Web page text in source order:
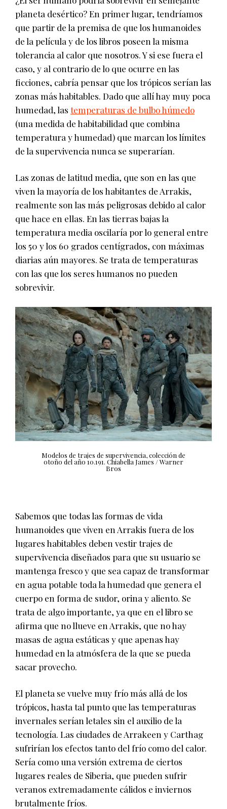
planeta desértico? En primer lugar, tendríamos
que partir de la premisa de que los humanoides
de la película y de los libros poseen la misma
tolerancia al calor que nosotros. Y si ese fuera el
caso, y al contrario de lo que ocurre en las
ficciones, cabría pensar que los trópicos serían las
zonas más habitables. Dado que allí hay muy poca
humedad, las temperaturas de bulbo húmedo
(una medida de habitabilidad que combina
temperatura y humedad) que marcan los límites
de la supervivencia nunca se superarían.
Las zonas de latitud media, que son en las que
viven la mayoría de los habitantes de Arrakis,
realmente son las más peligrosas debido al calor
que hace en ellas. En las tierras bajas la
temperatura media oscilaría por lo general entre
los 50 y los 60 grados centígrados, con máximas
diarias aún mayores. Se trata de temperaturas
con las que los seres humanos no pueden
sobrevivir.
Modelos de trajes de supervivencia, colección de
otoño del año 10.191. Chiabella James / Warner
Bros
Sabemos que todas las formas de vida
humanoides que viven en Arrakis fuera de los
lugares habitables deben vestir trajes de
supervivencia diseñados para que su usuario se
mantenga fresco y que sea capaz de transformar
en agua potable toda la humedad que genera el
cuerpo en forma de sudor, orina y aliento. Se
trata de algo importante, ya que en el libro se
afirma que no llueve en Arrakis, que no hay
masas de agua estáticas y que apenas hay
humedad en la atmósfera de la que se pueda
sacar provecho.
El planeta se vuelve muy frío más allá de los
trópicos, hasta tal punto que las temperaturas
invernales serían letales sin el auxilio de la
tecnología. Las ciudades de Arrakeen y Carthag
sufrirían los efectos tanto del frío como del calor.
Sería como una versión extrema de ciertos
lugares reales de Siberia, que pueden sufrir
veranos extremadamente cálidos e inviernos
brutalmente fríos.